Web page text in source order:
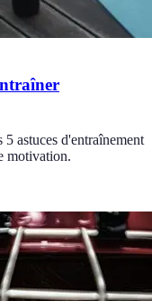
astuces d'entraînement
motivation.